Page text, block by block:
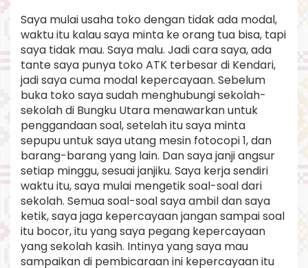
Saya mulai usaha toko dengan tidak ada modal,
waktu itu kalau saya minta ke orang tua bisa, tapi
saya tidak mau. Saya malu. Jadi cara saya, ada
tante saya punya toko ATK terbesar di Kendari,
jadi saya cuma modal kepercayaan. Sebelum
buka toko saya sudah menghubungi sekolah-
sekolah di Bungku Utara menawarkan untuk
penggandaan soal, setelah itu saya minta
sepupu untuk saya utang mesin fotocopi 1, dan
barang-barang yang lain. Dan saya janji angsur
setiap minggu, sesuai janjiku. Saya kerja sendiri
waktu itu, saya mulai mengetik soal-soal dari
sekolah. Semua soal-soal saya ambil dan saya
ketik, saya jaga kepercayaan jangan sampai soal
itu bocor, itu yang saya pegang kepercayaan
yang sekolah kasih. Intinya yang saya mau
sampaikan di pembicaraan ini kepercayaan itu